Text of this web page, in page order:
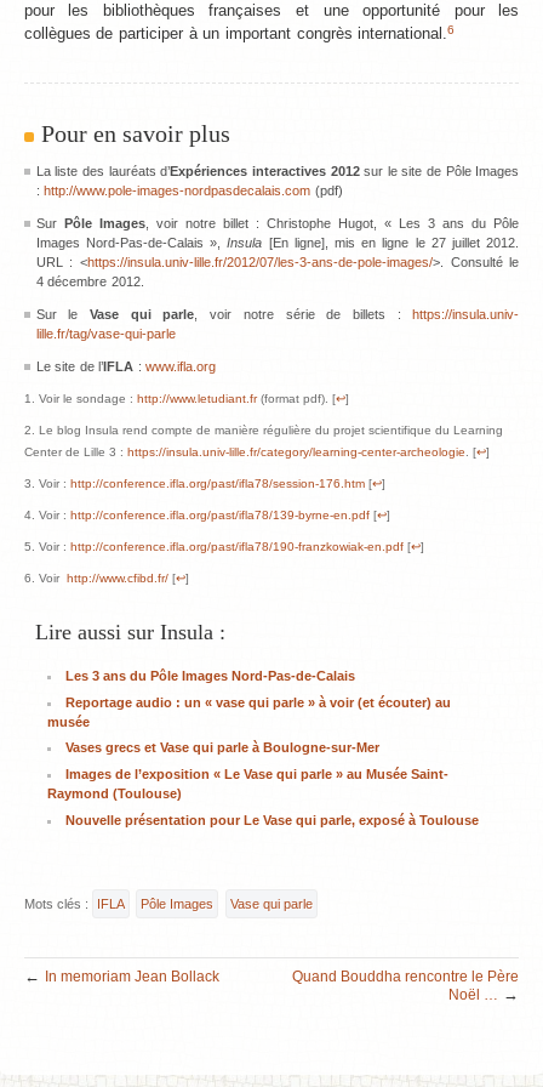
pour les bibliothèques françaises et une opportunité pour les
collègues de participer à un important congrès international.6
Pour en savoir plus
La liste des lauréats d’Expériences interactives 2012sur le site de Pôle Images
:http://www.pole-images-nordpasdecalais.com (pdf)
Sur Pôle Images, voir notre billet : Christophe Hugot, « Les 3 ans du Pôle
Images Nord-Pas-de-Calais »,Insula [En ligne], mis en ligne le 27 juillet 2012.
URL : <https://insula.univ-lille.fr/2012/07/les-3-ans-de-pole-images/>. Consulté le
4 décembre 2012.
Sur leVase qui parle , voir notre série de billets :https://insula.univ-
lille.fr/tag/vase-qui-parle
Le site de l’IFLA :www.ifla.org
Voir le sondage : http://www.letudiant.fr(format pdf). [↩]
Le blog Insula rend compte de manière régulière du projet scientifique du Learning
Center de Lille 3 : https://insula.univ-lille.fr/category/learning-center-archeologie . [↩]
Voir : http://conference.ifla.org/past/ifla78/session-176.htm[↩]
Voir : http://conference.ifla.org/past/ifla78/139-byrne-en.pdf[↩]
Voir : http://conference.ifla.org/past/ifla78/190-franzkowiak-en.pdf[↩]
Voir http://www.cfibd.fr/[↩]
Lire aussi sur Insula :
Les 3 ans du Pôle Images Nord-Pas-de-Calais
Reportage audio : un « vase qui parle » à voir (et écouter) au
musée
Vases grecs et Vase qui parle à Boulogne-sur-Mer
Images de l’exposition « Le Vase qui parle » au Musée Saint-
Raymond (Toulouse)
Nouvelle présentation pour Le Vase qui parle, exposé à Toulouse
Mots clés : IFLA Pôle Images Vase qui parle
← In memoriam Jean Bollack
Quand Bouddha rencontre le Père
Noël …
→